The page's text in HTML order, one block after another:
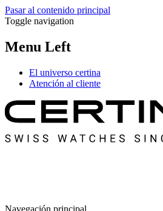
Pasar al contenido principal
Toggle navigation
Menu Left
El universo certina
Atención al cliente